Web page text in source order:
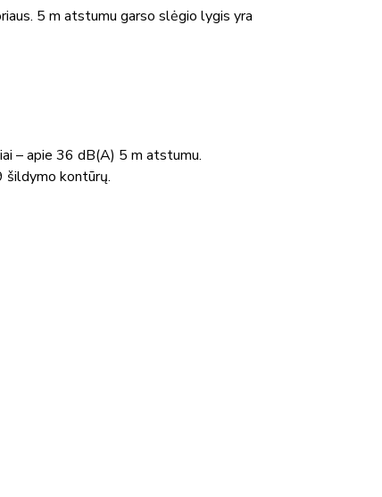
5 m atstumu garso slėgio lygis yra
– apie 36 dB(A) 5 m atstumu.
šildymo kontūrų.